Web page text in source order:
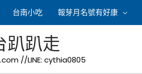
台南小吃 報芽月名號有好康
趴趴走
//LINE: cythia0805